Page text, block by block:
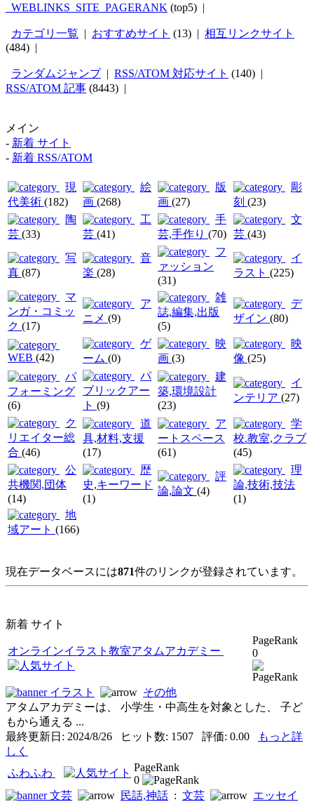
_WEBLINKS_SITE_PAGERANK (top5) |
カテゴリ一覧 | おすすめサイト (13) | 相互リンクサイト
(484) |
ランダムジャンプ| RSS/ATOM 対応サイト (140) |
RSS/ATOM 記事 (8443) |
メイン
- 新着 サイト
- 新着 RSS/ATOM
現
代美術 (182)
絵
画 (268)
版
画 (27)
彫
刻 (23)
陶
芸 (33)
工
芸 (41)
手
芸,手作り (70)
文
芸 (43)
写
真 (87)
音
楽 (28)
フ
ァッション
(31)
イ
ラスト (225)
マ
ンガ・コミッ
ク (17)
ア
ニメ (9)
雑
誌,編集,出版
(5)
デ
ザイン (80)
WEB (42)
ゲ
ーム (0)
映
画 (3)
映
像 (25)
パ
フォーミング
(6)
パ
ブリックアー
ト (9)
建
築,環境設計
(23)
イ
ンテリア (27)
ク
リエイター総
合 (46)
道
具,材料,支援
(17)
ア
ートスペース
(61)
学
校.教室,クラブ
(45)
公
共機関,団体
(14)
歴
史,キーワード
(1)
評
論,論文 (4)
理
論,技術,技法
(1)
地
域アート (166)
現在データベースには871件のリンクが登録されています。
新着 サイト
オンラインイラスト教室アタムアカデミー
PageRank
0
イラスト
その他
アタムアカデミーは、 小学生・中高生を対象とした、 子ど
もから通える ...
最終更新日: 2024/8/26 ヒット数: 1507 評価: 0.00
もっと詳
しく
ふわふわ
PageRank
0
文芸
民話,神話 : 文芸
エッセイ